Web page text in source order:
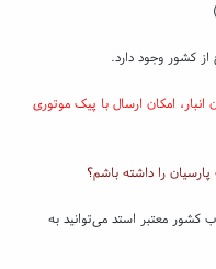
کشور وجود دارد.
امکان ارسال با پیک موتوری
را داشته باشم؟
کشور معتبر استد می‌توانید به